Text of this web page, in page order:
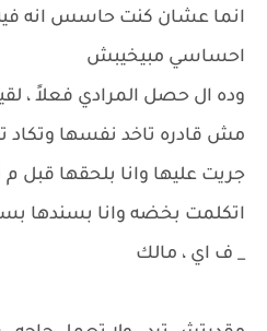
انما عشان كنت حاسس انه فيه
احساسي مبيخيبش
وده ال حصل المرادي فعلاً ،
مش قادره تاخد نفسها وتكاد
جريت عليها وانا بلحقها قبل م
اتكلمت بخضه وانا بسندها
_ ف اي ، مالك